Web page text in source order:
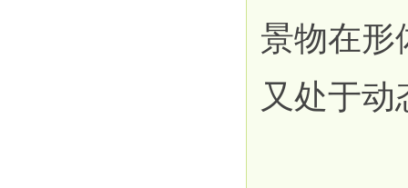
景物在形
又处于